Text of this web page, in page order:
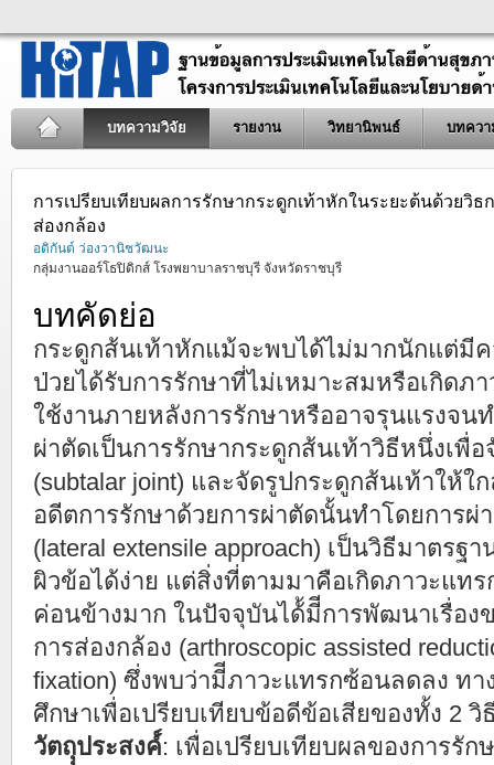
บทความวิจัย รายงาน วิทยานิพนธ์ บทควา
การเปรียบเทียบผลการรักษากระดูกเท้าหักในระยะต้นด้วยวิ
ส่องกล้อง
อดิกันต์ ว่องวานิชวัฒนะ
กลุ่มงานออร์โธปิดิกส์ โรงพยาบาลราชบุรี จังหวัดราชบุรี
บทคัดย่อ
กระดูกส้นเท้าหักแม้จะพบได้ไม่มากนักแต่มี
ป่วยได้รับการรักษาที่ไม่เหมาะสมหรือเกิดภ
ใช้งานภายหลังการรักษาหรืออาจรุนแรงจน
ผ่าตัดเป็นการรักษากระดูกส้นเท้าวิธีหนึ่งเพื่อ
(subtalar joint) และจัดรูปกระดูกส้นเท้าให้
อดีตการรักษาด้วยการผ่าตัดนั้นทำโดยการผ่
(lateral extensile approach) เป็นวิธีมาตรฐ
ผิวข้อได้ง่าย แต่สิ่งที่ตามมาคือเกิดภาวะแท
ค่อนข้างมาก ในปัจจุบันได้้มีีการพัฒนาเรื่อง
การส่องกล้อง (arthroscopic assisted
fixation) ซึ่งพบว่ามีีภาวะแทรกซ้อนลดลง ทา
ศึกษาเพื่อเปรียบเทียบข้อดีข้อเสียของทั้ง 2 วิ
วัตถุุประสงค์์: เพื่อเปรียบเทียบผลของการรั